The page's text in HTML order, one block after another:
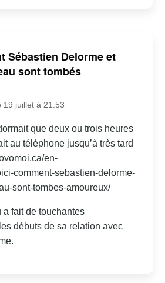
Sébastien Delorme et
sont tombés
19 juillet à 21:53
que deux ou trois heures
au téléphone jusqu’à très tard
en-
comment-sebastien-delorme-
sont-tombes-amoureux/
fait de touchantes
débuts de sa relation avec